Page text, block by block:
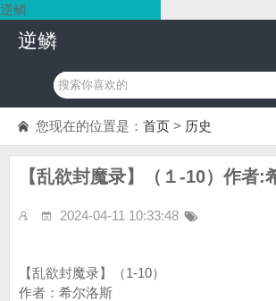
逆鳞
逆鳞
您现在的位置是： 首页 > 历史
【乱欲封魔录】（１-10）作者:
2024-04-11 10:33:48
【乱欲封魔录】（1-10）
作者：希尔洛斯